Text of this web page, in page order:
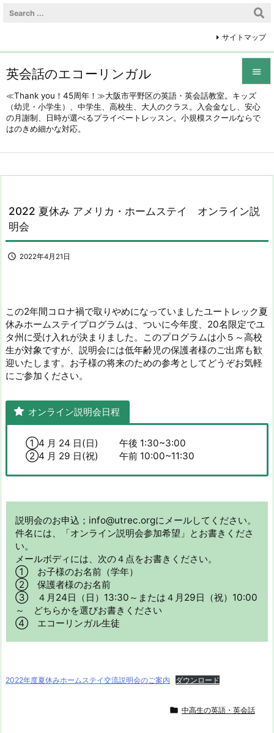
英会話のエコーリンガル
≪Thank you！45周年！≫大阪市平野区の英語・英会話教室。キッズ
（幼児・小学生）、中学生、高校生、大人のクラス。入会金なし、安心
の月謝制、日時が選べるプライベートレッスン。小規模スクールならで
はのきめ細かな対応。


メニュ

サイトマップ
2022 夏休み アメリカ・ホームステイ オンライン説
明会
 2022年4月21日
この2年間コロナ禍で取りやめになっていましたユートレック夏
休みホームステイプログラムは、ついに今年度、20名限定でユ
タ州に受け入れが決まりました。このプログラムは小５～高校
生が対象ですが、説明会には低年齢児の保護者様のご出席も歓
迎いたします。お子様の将来のための参考としてどうぞお気軽
にご参加ください。
オンライン説明会日程
①4 月 24 日(日) 午後 1:30~3:00
②4 月 29 日(祝) 午前 10:00~11:30
説明会のお申込；info@utrec.orgにメールしてください。
件名には、「オンライン説明会参加希望」とお書きくださ
い。
メールボディには、次の４点をお書きください。
① お子様のお名前（学年）
② 保護者様のお名前
③ ４月24日（日）13:30～または４月29日（祝）10:00
～ どちらかを選びお書きください
④ エコーリンガル生徒
2022年度夏休みホームステイ交流説明会のご案内 ダウンロード
 中高生の英語・英会話